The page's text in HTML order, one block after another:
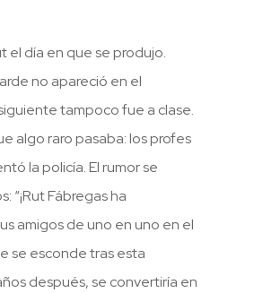
el día en que se produjo.
no apareció en el
tampoco fue a clase.
algo raro pasaba: los profes
la policía. El rumor se
“¡Rut Fábregas ha
amigos de uno en uno en el
se esconde tras esta
después, se convertiría en